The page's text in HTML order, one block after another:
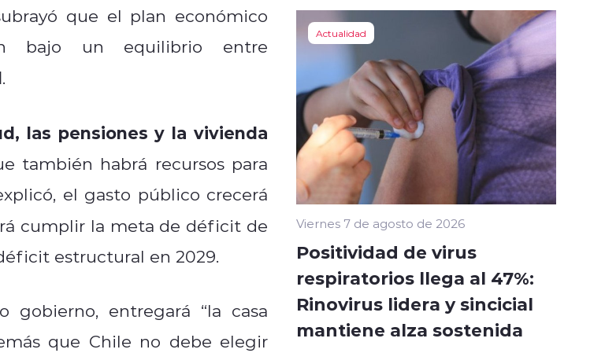
que el plan económico
bajo un equilibrio entre
.
las pensiones y la vivienda
también habrá recursos para
el gasto público crecerá
cumplir la meta de déficit de
estructural en 2029.
gobierno, entregará “la casa
que Chile no debe elegir
Actualidad
Viernes 7 de agosto de 2026
Positividad de virus
respiratorios llega al 47%:
Rinovirus lidera y sincicial
mantiene alza sostenida